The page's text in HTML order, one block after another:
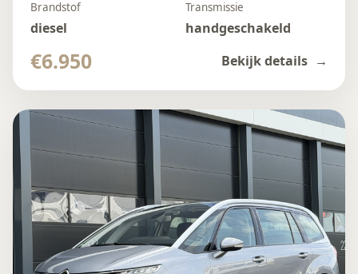
Brandstof
diesel
Transmissie
handgeschakeld
€6.950 Bekijk details